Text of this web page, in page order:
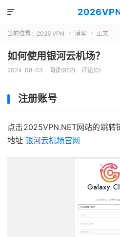

当前位置： 2026 VPN  博客  正文
如何使用银河云机场？
2024-08-03 阅读(952) 评论(0)
注册账号
点击2025VPN.NET网站的跳转
地址 银河云机场官网